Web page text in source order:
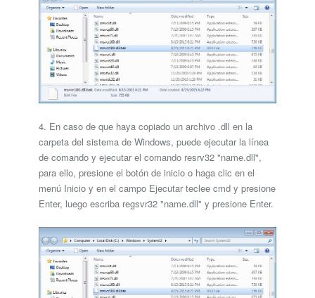
4. En caso de que haya copiado un archivo .dll en la
carpeta del sistema de Windows, puede ejecutar la línea
de comando y ejecutar el comando resrv32 "name.dll",
para ello, presione el botón de inicio o haga clic en el
menú Inicio y en el campo Ejecutar teclee cmd y presione
Enter, luego escriba regsvr32 "name.dll" y presione Enter.